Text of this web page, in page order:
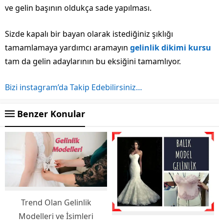
ve gelin başının oldukça sade yapılması.
Sizde kapalı bir bayan olarak istediğiniz şıklığı
tamamlamaya yardımcı aramayın gelinlik dikimi kursu
tam da gelin adaylarının bu eksiğini tamamlıyor.
Bizi instagram’da Takip Edebilirsiniz…
Benzer Konular
Trend Olan Gelinlik
Modelleri ve İsimleri